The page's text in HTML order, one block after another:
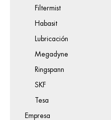
Filtermist
Habasit
Lubricación
Megadyne
Ringspann
SKF
Tesa
Empresa